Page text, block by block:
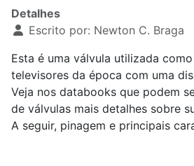
Detalhes
Escrito por: Newton C. Braga
Esta é uma válvula utilizada
televisores da época com uma
Veja nos databooks que podem
de válvulas mais detalhes sobre
A seguir, pinagem e principais